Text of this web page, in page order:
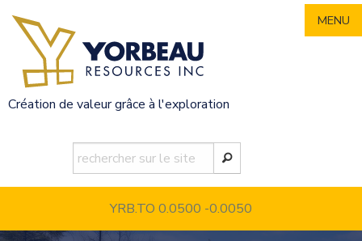
content
Création de valeur grâce à l'exploration
YRB.TO 0.0500 -0.0050
MENU